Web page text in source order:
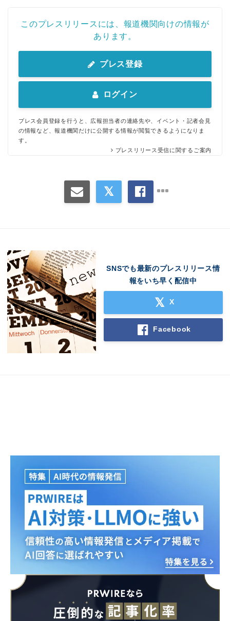
このプレスリリースには、報道機関向けの情報が
あります。
プレス登録
ログイン
プレス会員登録を行うと、広報担当者の連絡先や、イベント・記者会見
の情報など、報道機関だけに公開する情報が閲覧できるようになりま
す。
プレスリリース受信に関するご案内
SNSでも最新のプレスリリース情
報をいち早く配信中
X
Facebook